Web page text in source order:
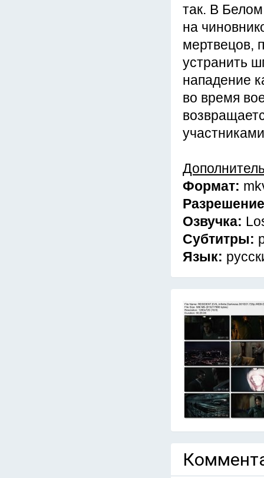
так. В
на
мертвецов,
устранить
нападение
во время
Формат:
Озвучка:
Субтитры:
Язык: